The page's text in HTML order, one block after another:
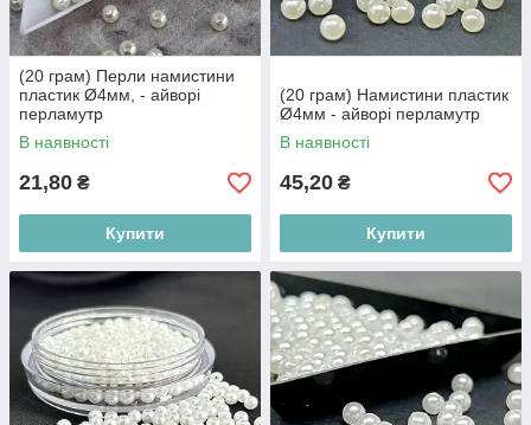
(20 грам) Перли намистини
пластик Ø4мм, - айворі
перламутр
В наявності
21,80 ₴
Купити
(20 грам) Намистини пластик
Ø4мм - айворі перламутр
В наявності
45,20 ₴
Купити